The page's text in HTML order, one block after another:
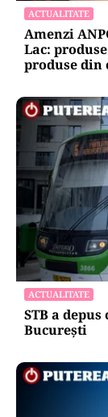
ACTUALITATE
Amenzi
Lac:
produse din
ACTUALITATE
STB a
București